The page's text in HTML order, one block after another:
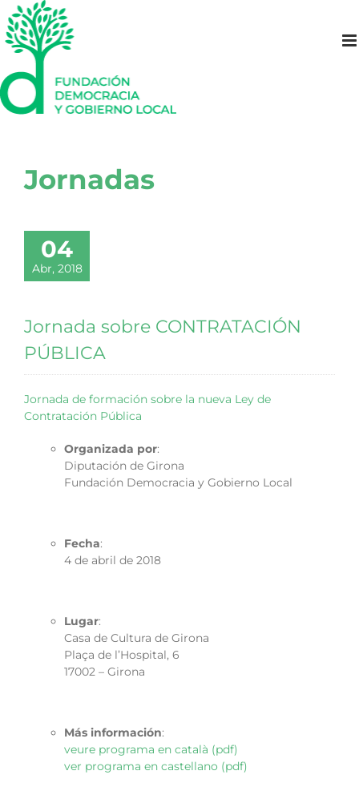
Saltar
al
contenido
Jornadas
04
Abr, 2018
Jornada sobre CONTRATACIÓN
PÚBLICA
Jornada de formación sobre la nueva Ley de
Contratación Pública
Organizada por:
Diputación de Girona
Fundación Democracia y Gobierno Local
Fecha:
4 de abril de 2018
Lugar:
Casa de Cultura de Girona
Plaça de l’Hospital, 6
17002 – Girona
Más información:
veure programa en català (pdf)
ver programa en castellano (pdf)